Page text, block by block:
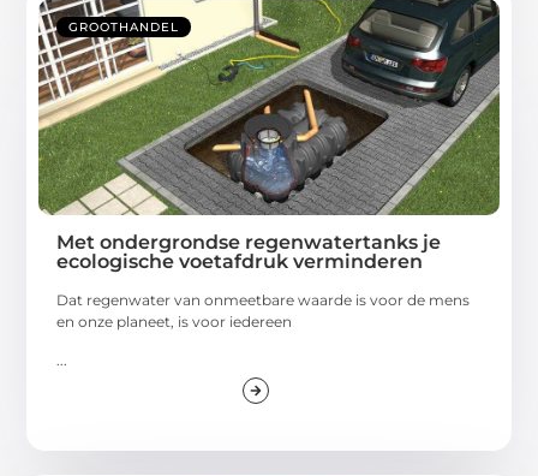
GROOTHANDEL
Met ondergrondse regenwatertanks je
ecologische voetafdruk verminderen
Dat regenwater van onmeetbare waarde is voor de mens
en onze planeet, is voor iedereen
...